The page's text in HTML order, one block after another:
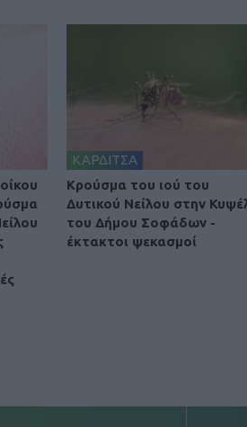
ΚΑΡΔΙΤΣΑ
Κρούσμα του ιού του
Δυτικού Νείλου στην
του Δήμου Σοφάδων -
έκτακτοι ψεκασμοί